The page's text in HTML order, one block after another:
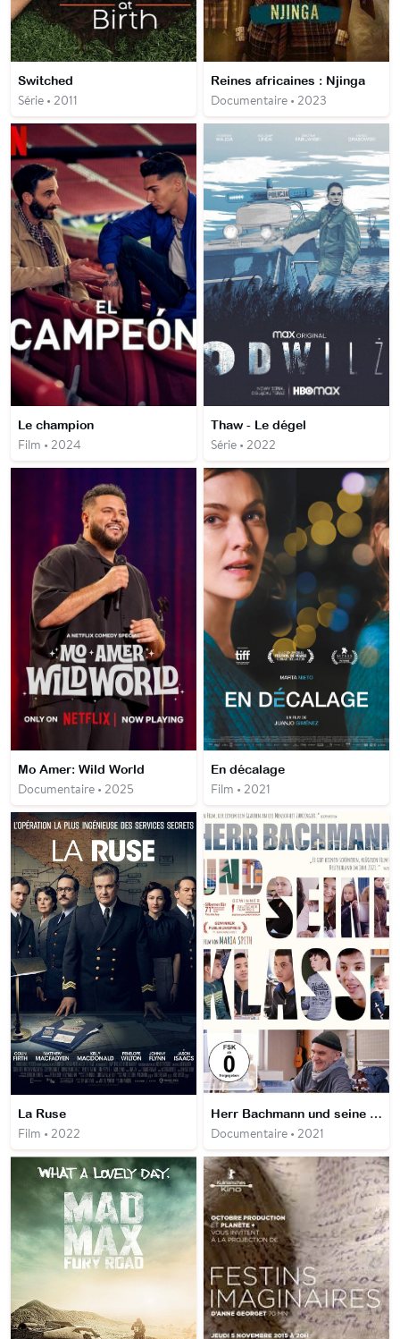
Switched
Série • 2011
Reines africaines : Njinga
Documentaire • 2023
Le champion
Film • 2024
Thaw - Le dégel
Série • 2022
Mo Amer: Wild World
Documentaire • 2025
En décalage
Film • 2021
La Ruse
Film • 2022
Herr Bachmann und seine Klasse
Documentaire • 2021